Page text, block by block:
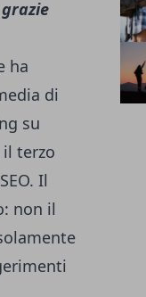
ha
di
su
il terzo
Il
non il